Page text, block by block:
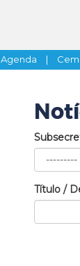
Agenda |
Título /